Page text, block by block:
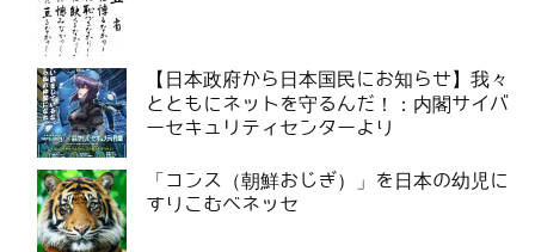
【日本政府から日本国民にお知らせ】我々
とともにネットを守るんだ！：内閣サイバ
ーセキュリティセンターより
「コンス（朝鮮おじぎ）」を日本の幼児に
すりこむベネッセ